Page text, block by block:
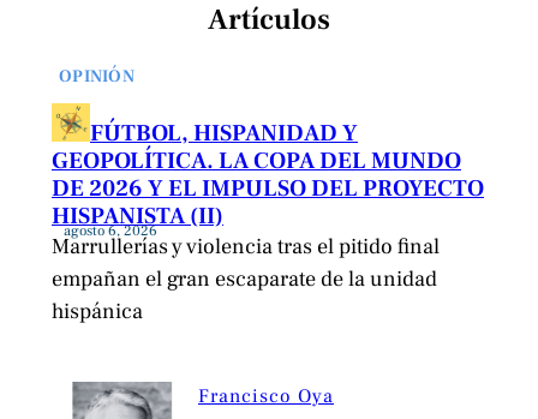
Artículos
OPINIÓN
FÚTBOL, HISPANIDAD Y
GEOPOLÍTICA. LA COPA DEL MUNDO
DE 2026 Y EL IMPULSO DEL PROYECTO
HISPANISTA (II)
agosto 6, 2026
Marrullerías y violencia tras el pitido final
empañan el gran escaparate de la unidad
hispánica
Francisco Oya